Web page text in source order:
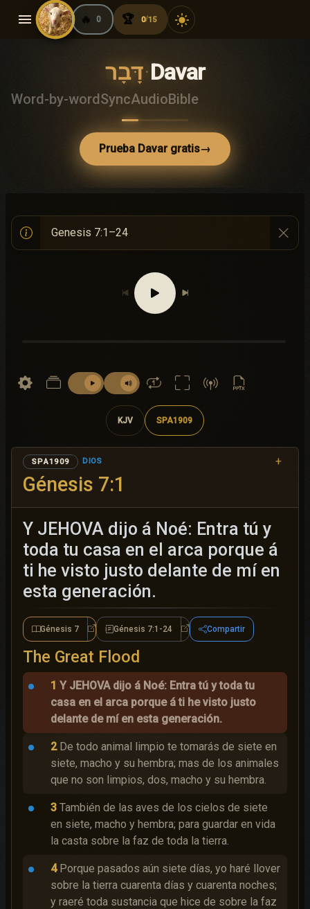
menu 🔥 0 🏆 0/15 light_mode
דָּבָר·Davar
Word-by-wordSyncAudioBible
Prueba Davar gratis→
KJV SPA1909
Génesis 7:1
SPA1909 DIOS +
Y JEHOVA dijo á Noé: Entra tú y
toda tu casa en el arca porque á
ti he visto justo delante de mí en
esta generación.
Génesis 7 Génesis 7Génesis 7:1-24 Génesis 7:1-24
Compartir
The Great Flood
1 Y JEHOVA dijo á Noé: Entra tú y toda tu
casa en el arca porque á ti he visto justo
delante de mí en esta generación.
2 De todo animal limpio te tomarás de siete en
siete, macho y su hembra; mas de los animales
que no son limpios, dos, macho y su hembra.
3 También de las aves de los cielos de siete
en siete, macho y hembra; para guardar en vida
la casta sobre la faz de toda la tierra.
4 Porque pasados aún siete días, yo haré llover
sobre la tierra cuarenta días y cuarenta noches;
y raeré toda sustancia que hice de sobre la faz